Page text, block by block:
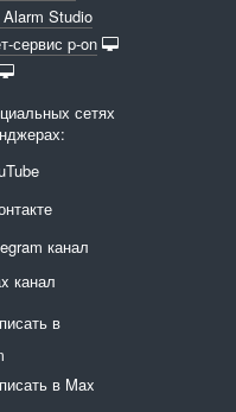
Alarm Studio
сервис p-on
сетях
канал
канал
в
в Max